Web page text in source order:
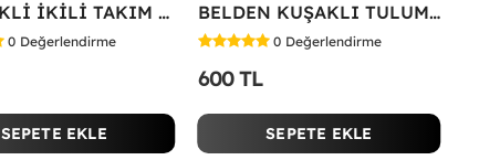
GÖMLEKLİ İKİLİ TAKIM Yeşil
0 Değerlendirme
SEPETE EKLE
BELDEN KUŞAKLI TULUM Siyah
0 Değerlendirme
600 TL
SEPETE EKLE